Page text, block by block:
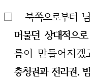
□북쪽으로부터
머물던 상대적으로
름이 만들어지
충청권과 전라권,